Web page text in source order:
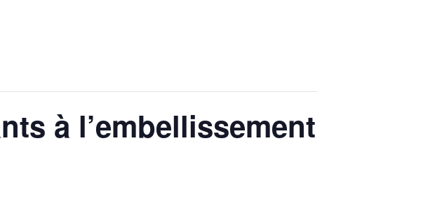
à l’embellissement